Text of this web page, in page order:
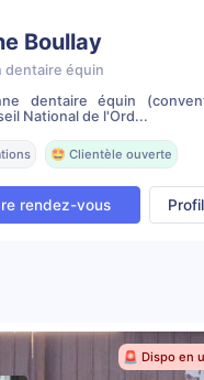
Boullay
dentaire équin
dentaire équin
National de l'Ord...
🤩 Clientèle ouverte
rendez-vous Profil
🚨 Dispo en